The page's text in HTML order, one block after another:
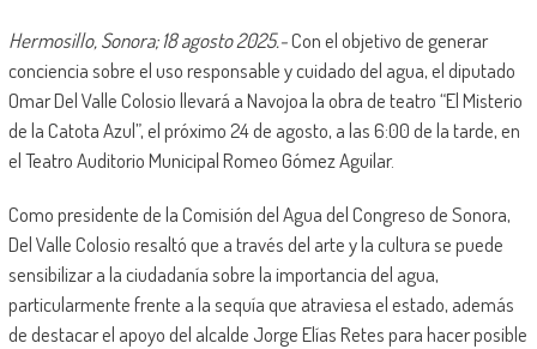
Hermosillo, Sonora; 18 agosto 2025.-Con el objetivo de generar
conciencia sobre el uso responsable y cuidado del agua, el diputado
Omar Del Valle Colosio llevará a Navojoa la obra de teatro “El Misterio
de la Catota Azul”, el próximo 24 de agosto, a las 6:00 de la tarde, en
el Teatro Auditorio Municipal Romeo Gómez Aguilar.
Como presidente de la Comisión del Agua del Congreso de Sonora,
Del Valle Colosio resaltó que a través del arte y la cultura se puede
sensibilizar a la ciudadanía sobre la importancia del agua,
particularmente frente a la sequía que atraviesa el estado, además
de destacar el apoyo del alcalde Jorge Elías Retes para hacer posible